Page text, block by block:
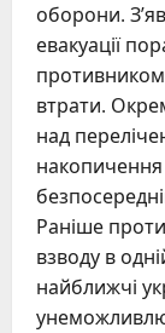
оборони.
евакуації
втрати.
над
Раніше
взводу в
найближчі